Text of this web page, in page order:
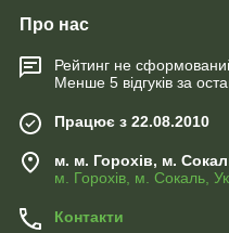
Про нас
Рейтинг не
Менше 5 відгуків за
Працює з 22.08.2010
м. м. Горохів, м.
м. Горохів, м. Сокаль,
Контакти